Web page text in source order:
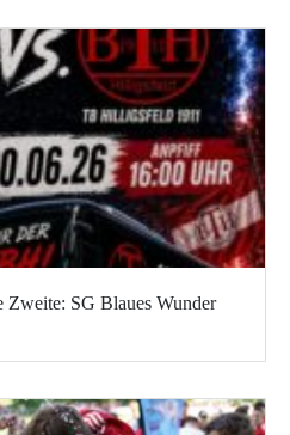
Zweite: SG Blaues Wunder